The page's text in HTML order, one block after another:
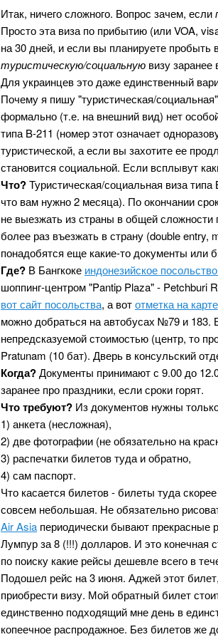
Итак, ничего сложного. Вопрос зачем, если
Просто эта виза по прибытию (или VOA,
на 30 дней, и если вы планируете
туристическую/социальную визу
Для украинцев это даже единственный
Почему я пишу "туристическая/
формально (т.е. на внешний вид) нет
типа B-211 (номер этот означает
туристической, а если вы захотите ее
становится социальной. Если всплывут
Что?Туристическая/социальная виза
что вам нужно 2 месяца). По окончании
не выезжать из страны в общей
более раз въезжать в страну (double entry,
понадобятся еще какие-то документы или
Где? В Бангкоке индонезийское
шоппинг-центром "Pantip Plaza" - Petchburi
вот сайт посольства, а вототметка на карте
можно добраться на автобусах №79 и
непредсказуемой стоимостью (центр, то
Pratunam (10 бат). Дверь в консульский
Когда?Документы принимают с 9.00 до
заранее про праздники, если сроки горят.
Что требуют? Из документов нужны
1) анкета (несложная),
2) две фотографии (не обязательно на
3) распечатки билетов туда и обратно,
4) сам паспорт.
Что касается билетов - билеты туда
совсем небольшая. Не обязательно
Air Asia периодически бывают прекрасные
Лумпур за 8 (!!!) долларов. И это конечная
по поиску какие рейсы дешевле всего в
Подошел рейс на 3 июня. Аджей этот
приобрести визу. Мой обратный билет
единственно подходящий мне день в
копеечное распродажное. Без билетов же